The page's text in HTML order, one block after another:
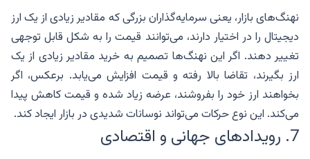
نهنگ‌های بازار، یعنی سرمایه‌گذاران بزرگی که مقادیر زیادی از یک ارز
دیجیتال را در اختیار دارند، می‌توانند قیمت را به شکل قابل توجهی
تغییر دهند. اگر این نهنگ‌ها تصمیم به خرید مقادیر زیادی از یک
ارز بگیرند، تقاضا بالا رفته و قیمت افزایش می‌یابد. برعکس، اگر
بخواهند ارز خود را بفروشند، عرضه زیاد شده و قیمت کاهش پیدا
می‌کند. این نوع حرکات می‌تواند نوسانات شدیدی در بازار ایجاد کند.
7. رویدادهای جهانی و اقتصادی